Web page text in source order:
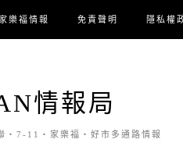
家樂福情報 免責聲明 隱私權
情報局
・7-11・家樂福・好市多通路情報